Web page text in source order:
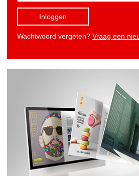
Inloggen
Wachtwoord vergeten? Vraag een